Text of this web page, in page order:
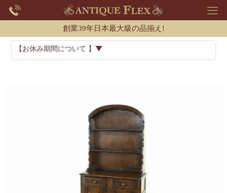
創業39年日本最大級の品揃え!
【お休み期間について 】▼